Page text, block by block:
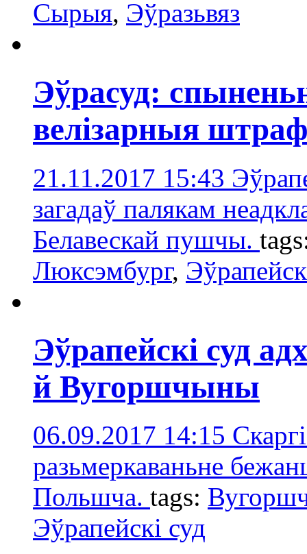
Сырыя, Эўразьвяз
Эўрасуд:
велізарныя
21.11.2017 15:43
загадаў палякам
Белавескай пушчы.
Люксэмбург,
Эўрапейскі суд
й Вугоршчыны
06.09.2017 14:15
разьмеркаваньне
Польшча. tags:
Эўрапейскі суд